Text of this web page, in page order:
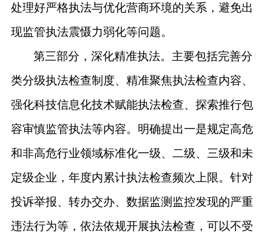
处理好严格执法与优化营商环境的关系，避免出
现监管执法震慑力弱化等问题。
第三部分，深化精准执法。主要包括完善分
类分级执法检查制度、精准聚焦执法检查内容、
强化科技信息化技术赋能执法检查、探索推行包
容审慎监管执法等内容。明确提出一是规定高危
和非高危行业领域标准化一级、二级、三级和未
定级企业，年度内累计执法检查频次上限。针对
投诉举报、转办交办、数据监测监控发现的严重
违法行为等，依法依规开展执法检查，可以不受